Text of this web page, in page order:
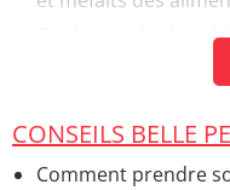
Quels sont les
Accueil - Bienfaits et
- Nutriments et
Probiotiques ventre
CONSEILS BELLE
Comment prendre